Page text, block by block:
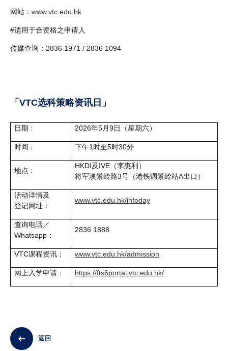
网站： www.vtc.edu.hk
#适用于合资格之申请人
传媒查询：2836 1971 / 2836 1094
「VTC选科策略资讯日」
日期﹕ 2026年5月9日（星期六）
时间﹕ 下午1时至5时30分
地点﹕
HKDI及IVE（李惠利）
将军澳景岭路3号（港铁调景岭站A出口）
活动详情及
登记网址：
www.vtc.edu.hk/infoday
查询电话／
Whatsapp：
2836 1888
VTC课程资讯： www.vtc.edu.hk/admission
网上入学申请： https://fts6portal.vtc.edu.hk/
返回